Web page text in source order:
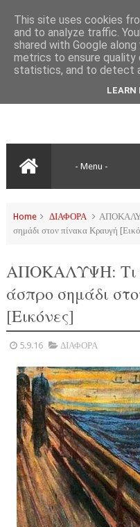
Home ΔΙΑΦΟΡΑ
σημάδι στον πίνακα Κραυγή
ΑΠΟΚΑΛΥΨΗ: Τι
άσπρο σημάδι
[Εικόνες]
5.9.16 ΔΙΑΦΟΡΑ
This site uses cookies
and to analyze traffic.
shared with Google
metrics to ensure quality
statistics, and to detect
LEARN